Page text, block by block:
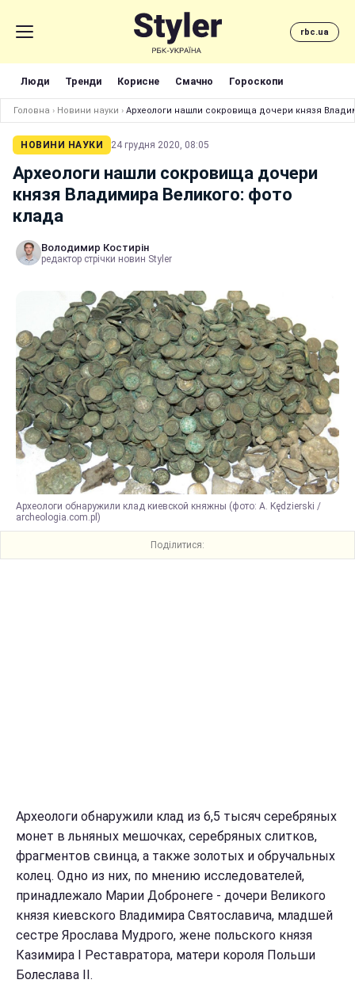
rbc.ua
Люди Тренди Корисне Смачно Гороскопи
Головна › Новини науки › Археологи нашли сокровища дочери князя
НОВИНИ НАУКИ 24 грудня 2020, 08:05
Археологи нашли сокровища дочери
князя Владимира Великого: фото
клада
Володимир Костирін
редактор стрічки новин Styler
Археологи обнаружили клад киевской княжны (фото: A. Kędzierski /
archeologia.com.pl)
Поділитися:
Археологи обнаружили клад из 6,5 тысяч серебряных
монет в льняных мешочках, серебряных слитков,
фрагментов свинца, а также золотых и обручальных
колец. Одно из них, по мнению исследователей,
принадлежало Марии Добронеге - дочери Великого
князя киевского Владимира Святославича, младшей
сестре Ярослава Мудрого, жене польского князя
Казимира I Реставратора, матери короля Польши
Болеслава II.